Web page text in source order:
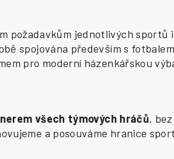
požadavkům jednotlivých
spojována především s
pro moderní házenkářskou
všech týmových hráčů,
a posouváme hranice